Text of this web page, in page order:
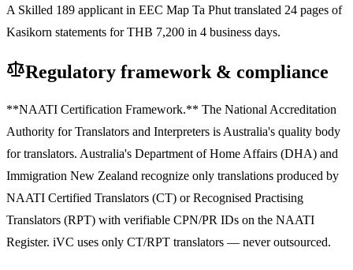
A Skilled 189 applicant in EEC Map Ta Phut translated 24 pages of
Kasikorn statements for THB 7,200 in 4 business days.
Regulatory framework & compliance
**NAATI Certification Framework.** The National Accreditation
Authority for Translators and Interpreters is Australia's quality body
for translators. Australia's Department of Home Affairs (DHA) and
Immigration New Zealand recognize only translations produced by
NAATI Certified Translators (CT) or Recognised Practising
Translators (RPT) with verifiable CPN/PR IDs on the NAATI
Register. iVC uses only CT/RPT translators — never outsourced.